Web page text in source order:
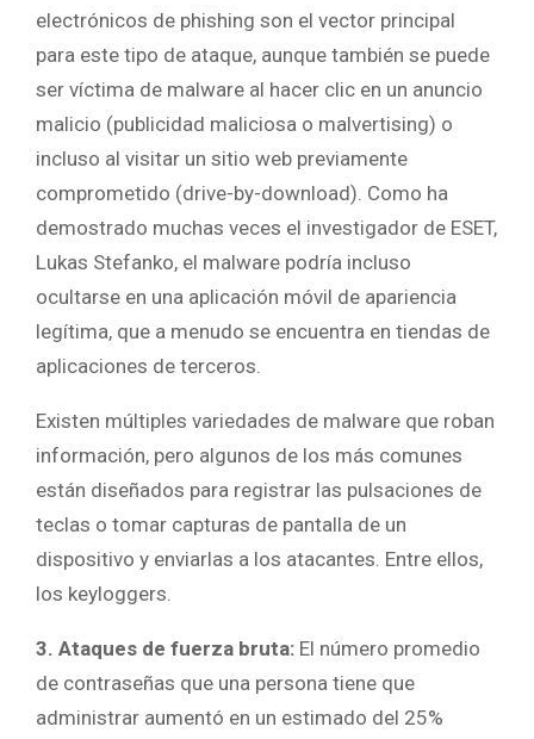
electrónicos de phishing son el vector principal
para este tipo de ataque, aunque también se puede
ser víctima de malware al hacer clic en un anuncio
malicio (publicidad maliciosa o malvertising) o
incluso al visitar un sitio web previamente
comprometido (drive-by-download). Como ha
demostrado muchas veces el investigador de ESET,
Lukas Stefanko, el malware podría incluso
ocultarse en una aplicación móvil de apariencia
legítima, que a menudo se encuentra en tiendas de
aplicaciones de terceros.
Existen múltiples variedades de malware que roban
información, pero algunos de los más comunes
están diseñados para registrar las pulsaciones de
teclas o tomar capturas de pantalla de un
dispositivo y enviarlas a los atacantes. Entre ellos,
los keyloggers.
3. Ataques de fuerza bruta: El número promedio
de contraseñas que una persona tiene que
administrar aumentó en un estimado del 25%